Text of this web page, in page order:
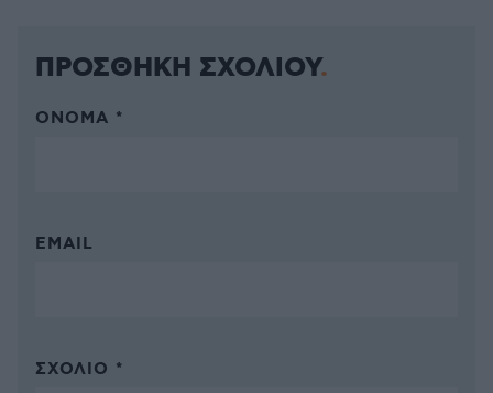
ΠΡΟΣΘΗΚΗ ΣΧΟΛΙΟΥ
ΌΝΟΜΑ *
EMAIL
ΣΧΌΛΙΟ *